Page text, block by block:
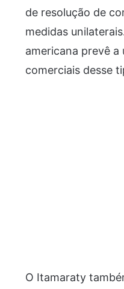
de resolução de
medidas
americana prevê
comerciais desse
O Itamaraty